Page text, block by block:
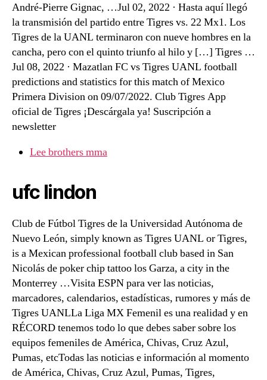
André-Pierre Gignac, …Jul 02, 2022 · Hasta aquí llegó
la transmisión del partido entre Tigres vs. 22 Mx1. Los
Tigres de la UANL terminaron con nueve hombres en la
cancha, pero con el quinto triunfo al hilo y […] Tigres …
Jul 08, 2022 · Mazatlan FC vs Tigres UANL football
predictions and statistics for this match of Mexico
Primera Division on 09/07/2022. Club Tigres App
oficial de Tigres ¡Descárgala ya! Suscripción a
newsletter
Lee brothers mma
ufc lindon
Club de Fútbol Tigres de la Universidad Autónoma de
Nuevo León, simply known as Tigres UANL or Tigres,
is a Mexican professional football club based in San
Nicolás de poker chip tattoo los Garza, a city in the
Monterrey …Visita ESPN para ver las noticias,
marcadores, calendarios, estadísticas, rumores y más de
Tigres UANLLa Liga MX Femenil es una realidad y en
RÉCORD tenemos todo lo que debes saber sobre los
equipos femeniles de América, Chivas, Cruz Azul,
Pumas, etcTodas las noticias e información al momento
de América, Chivas, Cruz Azul, Pumas, Tigres,